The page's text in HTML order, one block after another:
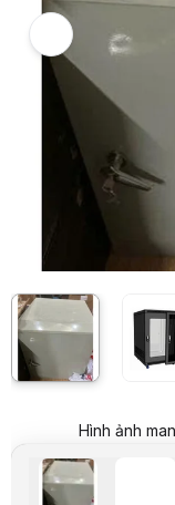
Giá niêm yết:
Giá mua online:
Giá mua trả góp (6
Trả góp qua thẻ VISA
Giá đã bao gồm VAT
Mã sản phẩm:
TUHU0111
Thương hiệu:
Tình trạng:
Order
Thêm vào giỏ hàng
Thông số nổi bật
Tủ mạng 19 inch 15u
Kích thước: H750 x
1 quạt gắn nóc tủ
Thông số kỹ thuật
Kích thước
H750 x
Chất liêu thép
Mô tả sản phẩm
Tủ Mạng – Giải
Tủ mạng, hay còn gọi
Đặc điểm nổi bật:
Hình ảnh